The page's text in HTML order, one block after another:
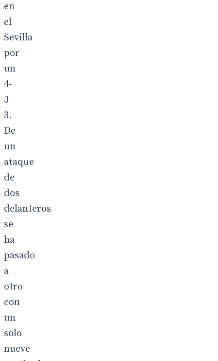
en
el
Sevilla
por
un
4-
3-
3.
De
un
ataque
de
dos
delanteros
se
ha
pasado
a
otro
con
un
solo
nueve